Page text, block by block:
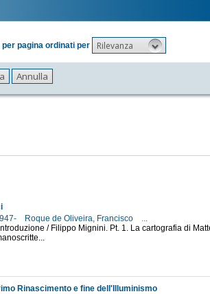
pagina ordinati per Rilevanza
Roque de Oliveira, Francisco
...
/ Filippo Mignini. Pt. 1. La cartografia di
Rinascimento e fine dell'Illuminismo